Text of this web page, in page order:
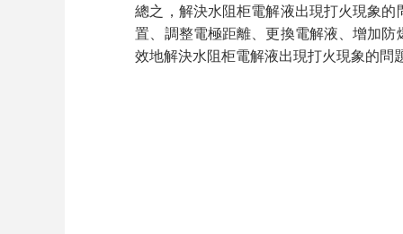
總之，解決水阻柜電解液出現打火現象
置、調整電極距離、更換電解液、增加
效地解決水阻柜電解液出現打火現象的